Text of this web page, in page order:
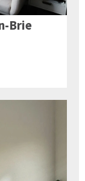
Brie